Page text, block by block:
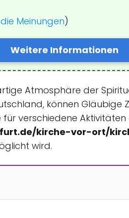
die Meinungen)
Weitere Informationen
Atmosphäre der
können Gläubige
verschiedene Aktivitäten
kirche-vor-ort/
wird.